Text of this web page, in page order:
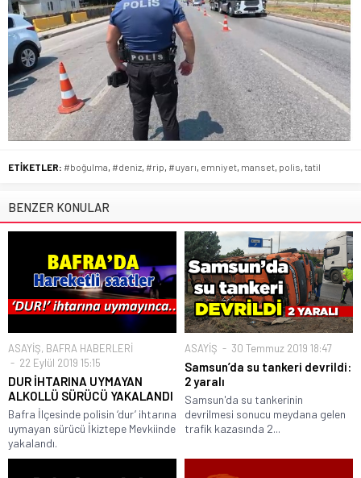
ETİKETLER: #boğulma, #deniz, #rip, #uyarı, emniyet, manset, polis, tatil
BENZER KONULAR
ASAYİŞ, BAFRA HABERLERİ
22 Eylül 2019 15:15
DUR İHTARINA UYMAYAN
ALKOLLÜ SÜRÜCÜ YAKALANDI
Bafra İlçesinde polisin ‘dur’ ihtarına
uymayan sürücü İkiztepe Mevkiinde
yakalandı.
ASAYİŞ 30 Temmuz 2019 18:47
Samsun’da su tankeri devrildi:
2 yaralı
Samsun'da su tankerinin
devrilmesi sonucu meydana gelen
trafik kazasında 2...